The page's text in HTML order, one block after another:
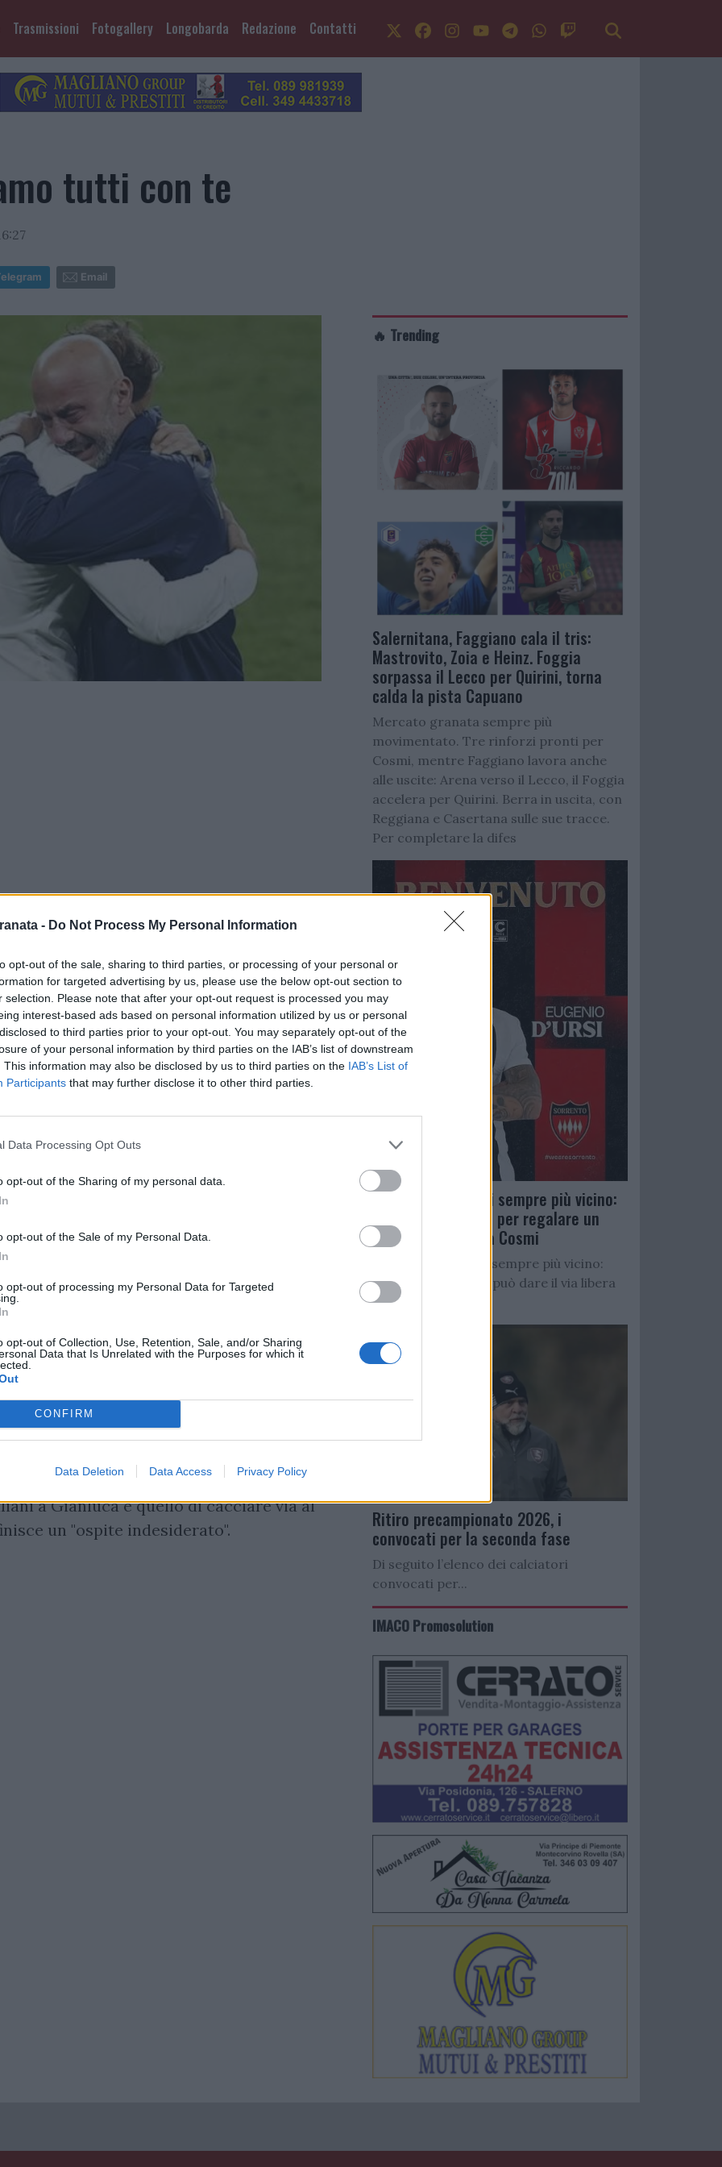
- Do Not Process My Personal Information
opt-out of the sale, sharing to third parties, or processing of your personal or
for targeted advertising by us, please use the below opt-out section to
selection. Please note that after your opt-out request is processed you may
interest-based ads based on personal information utilized by us or personal
to third parties prior to your opt-out. You may separately opt-out of the
of your personal information by third parties on the IAB’s list of downstream
This information may also be disclosed by us to third parties on the IAB’s List of
Participants that may further disclose it to other third parties.
Data Processing Opt Outs
opt-out of the Sharing of my personal data.
opt-out of the Sale of my Personal Data.
opt-out of processing my Personal Data for Targeted
opt-out of Collection, Use, Retention, Sale, and/or Sharing
Data that Is Unrelated with the Purposes for which it
CONFIRM
Data Deletion Data Access Privacy Policy
Trasmissioni Fotogallery Longobarda Redazione Contatti
tutti con te
Email
la battaglia contro il
dal 2017. L'ex attaccante della
nuovo ciclo di cure aLondraperché il
sua porta; lo stesso male che lo ha
Capo delegazione della Nazionale
In suo supporto l'arrivo in Inghilterra
al costante contatto telefonico col CT
Mancini. L'augurio dello staff di
a Gianluca è quello di cacciare via al
un "ospite indesiderato".
🔥 Trending
Salernitana, Faggiano cala il tris:
Mastrovito, Zoia e Heinz. Foggia
sorpassa il Lecco per Quirini, torna
calda la pista Capuano
Mercato granata sempre più
movimentato. Tre rinforzi pronti per
Cosmi, mentre Faggiano lavora anche
alle uscite: Arena verso il Lecco, il Foggia
accelera per Quirini. Berra in uscita, con
Reggiana e Casertana sulle sue tracce.
Per completare la difes
Salernitana, D’Ursi sempre più vicino:
Faggiano accelera per regalare un
altro attaccante a Cosmi
Salernitana, D’Ursi sempre più vicino:
Starita al Sorrento può dare il via libera
all’operazione
Ritiro precampionato 2026, i
convocati per la seconda fase
Di seguito l’elenco dei calciatori
convocati per...
IMACO Promosolution